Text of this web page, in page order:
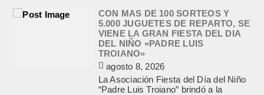
CON MAS DE 100 SORTEOS Y
5.000 JUGUETES DE REPARTO, SE
VIENE LA GRAN FIESTA DEL DIA
DEL NIÑO «PADRE LUIS
TROIANO»
agosto 8, 2026
La Asociación Fiesta del Día del Niño
“Padre Luis Troiano” brindó a la